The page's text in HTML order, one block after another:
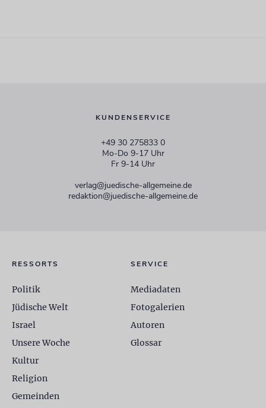
KUNDENSERVICE
+49 30 275833 0
Mo-Do 9-17 Uhr
Fr 9-14 Uhr
verlag@juedische-allgemeine.de
redaktion@juedische-allgemeine.de
RESSORTS
Politik
Jüdische Welt
Israel
Unsere Woche
Kultur
Religion
Gemeinden
SERVICE
Mediadaten
Fotogalerien
Autoren
Glossar